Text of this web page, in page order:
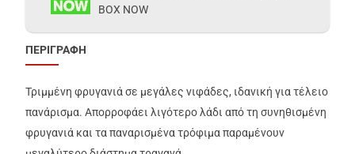
BOX NOW
ΠΕΡΙΓΡΑΦΗ
Τριμμένη φρυγανιά σε μεγάλες νιφάδες, ιδανική για τέλειο
πανάρισμα. Απορροφάει λιγότερο λάδι από τη συνηθισμένη
φρυγανιά και τα παναρισμένα τρόφιμα παραμένουν